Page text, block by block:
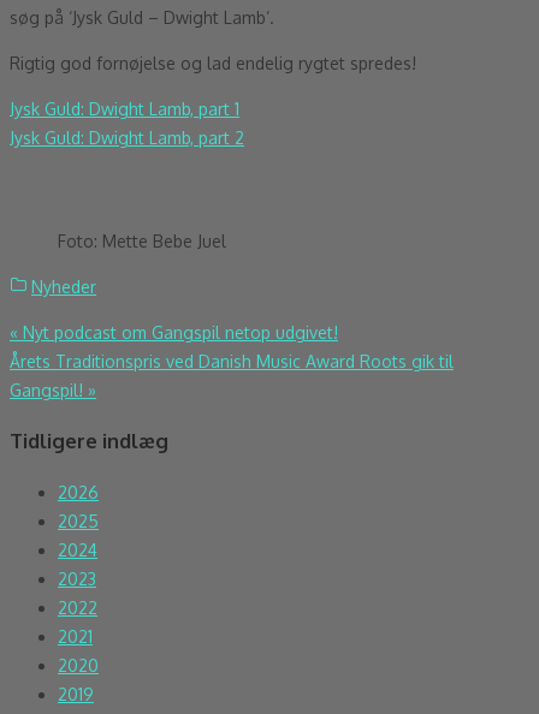
søg på ‘Jysk Guld – Dwight Lamb’.
Rigtig god fornøjelse og lad endelig rygtet spredes!
Jysk Guld: Dwight Lamb, part 1
Jysk Guld: Dwight Lamb, part 2
Foto: Mette Bebe Juel
Nyheder
Indlægsnavigation
« Nyt podcast om Gangspil netop udgivet!
Årets Traditionspris ved Danish Music Award Roots gik til
Gangspil! »
Tidligere indlæg
2026
2025
2024
2023
2022
2021
2020
2019